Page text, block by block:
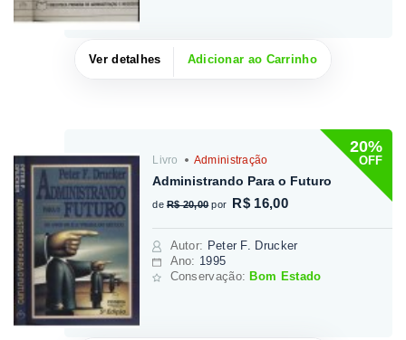
Ver detalhes Adicionar ao Carrinho
20%
OFF
Livro Administração
Administrando Para o Futuro
de R$ 20,00 por R$ 16,00
Autor: Peter F. Drucker
Ano: 1995
Conservação: Bom Estado